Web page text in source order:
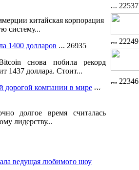
китайская корпорация
систему...
1400 долларов
26935
снова побила рекорд
1437 доллара. Стоит...
дорогой компании в мире
долгое время считалась
лидерству...
ведущая любимого шоу
22537
22249
22346